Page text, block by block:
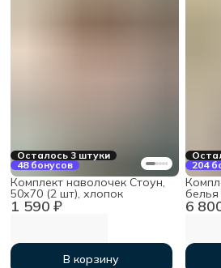
Осталось 3 штуки
48 бонусов
1 590 ₽
Комплект наволочек Стоун,
50х70 (2 шт), хлопок
В корзину
204
6